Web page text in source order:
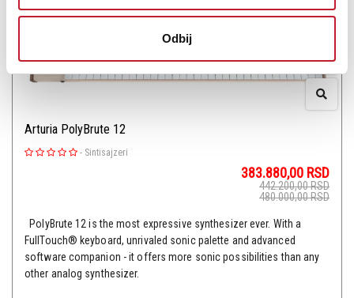
Odbij
Arturia PolyBrute 12
- Sintisajzeri
383.880,00 RSD
442.200,00RSD
480.000,00RSD
PolyBrute 12 is the most expressive synthesizer ever. With a
FullTouch® keyboard, unrivaled sonic palette and advanced
software companion - it offers more sonic possibilities than any
other analog synthesizer.